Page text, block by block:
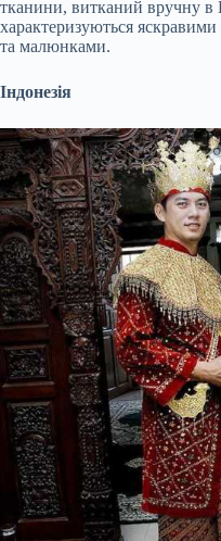
тканини, витканий вручну в
характеризуються
та малюнками.
Індонезія